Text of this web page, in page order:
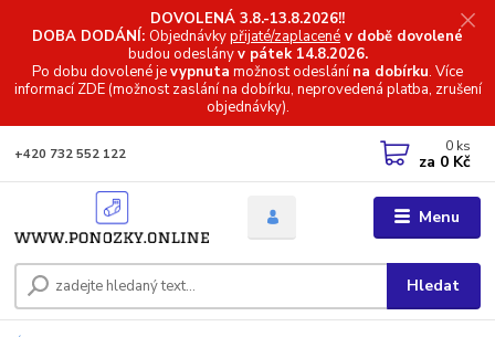
DOVOLENÁ 3.8.-13.8.2026!!
DOBA DODÁNÍ: Objednávkypřijaté/zaplacené v době dovolené
budou odeslányv pátek 14.8.2026.
Po dobu dovolené jevypnuta možnost odeslánína dobírku. Více
informacíZDE (možnost zaslání na dobírku, neprovedená platba, zrušení
objednávky).
Menu
Hledat
+420 732 552 122 0 ks
za 0 Kč